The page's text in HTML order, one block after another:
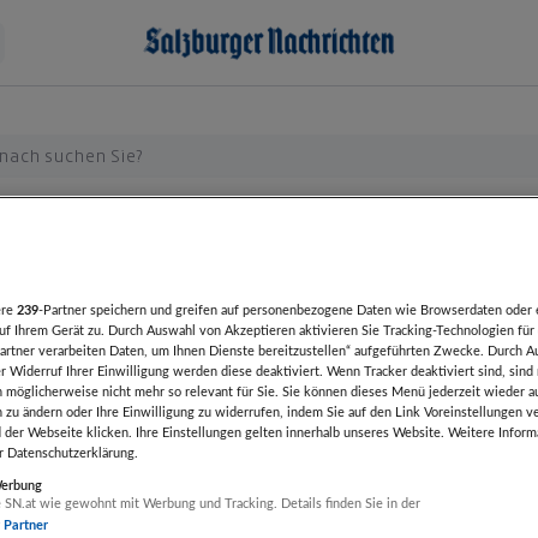
32-A, 4 m
GmbH
Phoenix Contact
Artikel beendet
Alfen
Artikel
239-Partner speichern und greifen auf personenbezogene Daten wie Browserdaten oder
Ihrem Gerät zu. Durch Auswahl von Akzeptieren aktivieren Sie Tracking-Technologien
verarbeiten Daten, um Ihnen Dienste bereitzustellen“ aufgeführten Zwecke. Durch
Widerruf Ihrer Einwilligung werden diese deaktiviert. Wenn Tracker deaktiviert sind, sind
möglicherweise nicht mehr so relevant für Sie. Sie können dieses Menü jederzeit wieder
zu ändern oder Ihre Einwilligung zu widerrufen, indem Sie auf den Link Voreinstellungen
der Webseite klicken. Ihre Einstellungen gelten innerhalb unseres Website. Weitere
Datenschutzerklärung.
SN.at wie gewohnt mit Werbung und Tracking. Details finden Sie in der
Partner